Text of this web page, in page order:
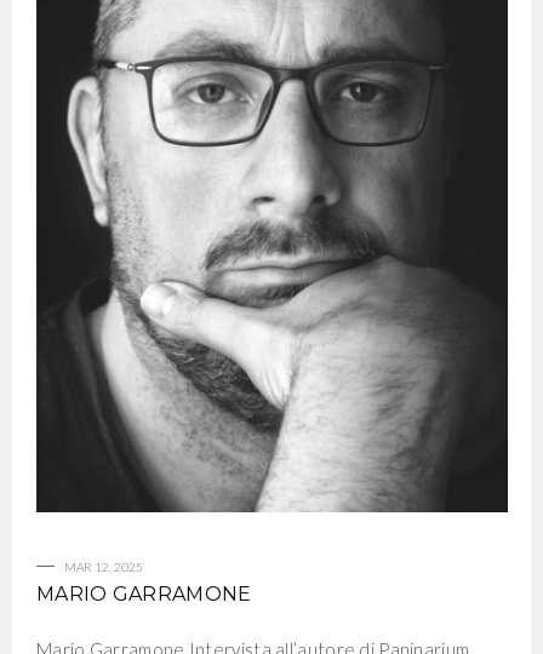
MAR 12, 2025
MARIO GARRAMONE
Mario Garramone Intervista all’autore di Paninarium,